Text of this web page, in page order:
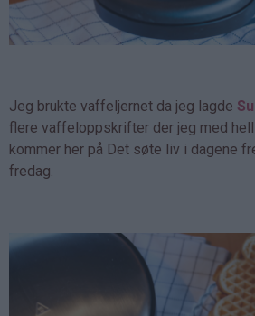
Jeg brukte vaffeljernet da jeg lagde
flere vaffeloppskrifter der jeg med
kommer her på Det søte liv i dagene
fredag.